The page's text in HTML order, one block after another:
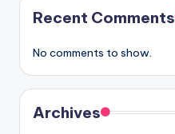
Recent Comments
No comments to show.
Archives